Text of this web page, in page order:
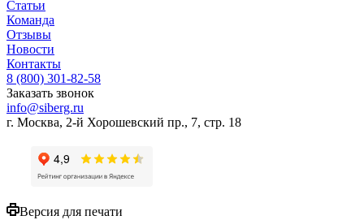
Статьи
Команда
Отзывы
Новости
Контакты
8 (800) 301-82-58
Заказать звонок
info@siberg.ru
г. Москва, 2-й Хорошевский пр., 7, стр. 18
Версия для печати